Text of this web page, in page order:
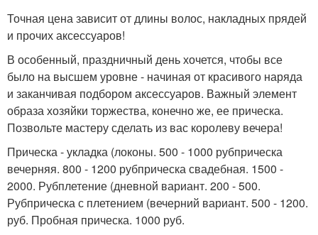
Точная цена зависит от длины волос, накладных прядей
и прочих аксессуаров!
В особенный, праздничный день хочется, чтобы все
было на высшем уровне - начиная от красивого наряда
и заканчивая подбором аксессуаров. Важный элемент
образа хозяйки торжества, конечно же, ее прическа.
Позвольте мастеру сделать из вас королеву вечера!
Прическа - укладка (локоны. 500 - 1000 рубприческа
вечерняя. 800 - 1200 рубприческа свадебная. 1500 -
2000. Рубплетение (дневной вариант. 200 - 500.
Рубприческа с плетением (вечерний вариант. 500 - 1200.
руб. Пробная прическа. 1000 руб.